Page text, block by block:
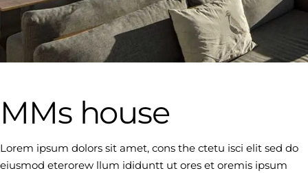
MMs house
Lorem ipsum dolors sit amet, cons the ctetu isci elit sed do
eiusmod eterorew llum ididuntt ut ores et oremis ipsum